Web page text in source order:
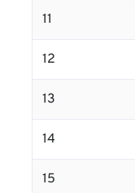
11
12
13
14
15